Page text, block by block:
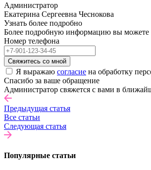
Администратор
Екатерина Сергеевна Чеснокова
Узнать более подробно
Более подробную информацию вы можете
Номер телефона
Свяжитесь со мной
Я выражаю согласие на обработку
Спасибо за ваше обращение
Администратор свяжется с вами в
Предыдущая статья
Все статьи
Следующая статья
Популярные статьи